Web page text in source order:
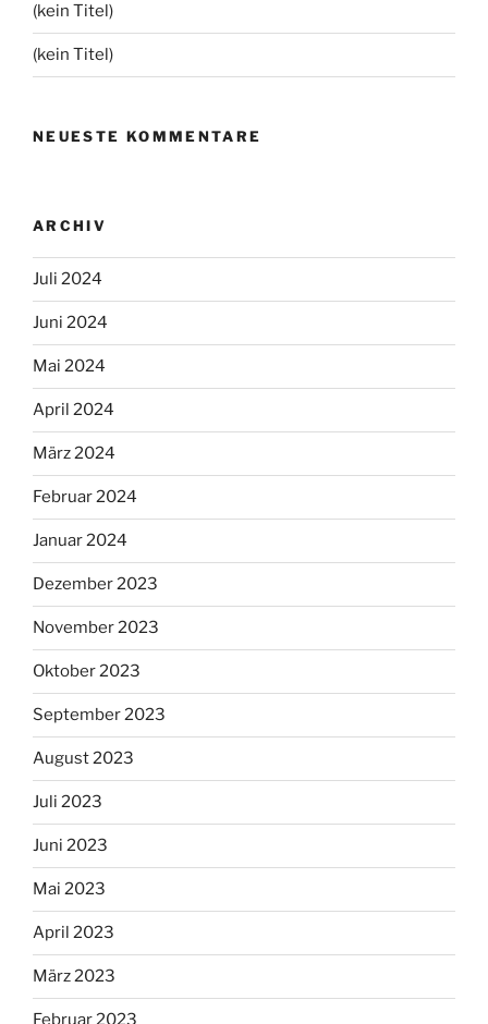
(kein Titel)
(kein Titel)
NEUESTE KOMMENTARE
ARCHIV
Juli 2024
Juni 2024
Mai 2024
April 2024
März 2024
Februar 2024
Januar 2024
Dezember 2023
November 2023
Oktober 2023
September 2023
August 2023
Juli 2023
Juni 2023
Mai 2023
April 2023
März 2023
Februar 2023